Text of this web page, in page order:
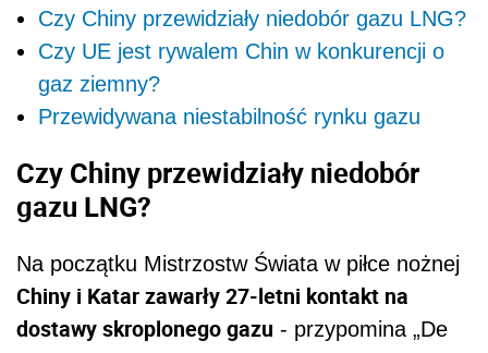
Czy Chiny przewidziały niedobór gazu LNG?
Czy UE jest rywalem Chin w konkurencji o
gaz ziemny?
Przewidywana niestabilność rynku gazu
Czy Chiny przewidziały niedobór
gazu LNG?
Na początku Mistrzostw Świata w piłce nożnej
Chiny i Katar zawarły 27-letni kontakt na
dostawy skroplonego gazu - przypomina „De